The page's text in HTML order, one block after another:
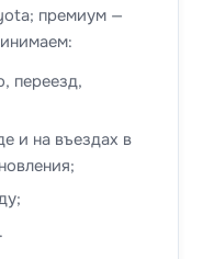
премиум —
переезд,
и на въездах в
.